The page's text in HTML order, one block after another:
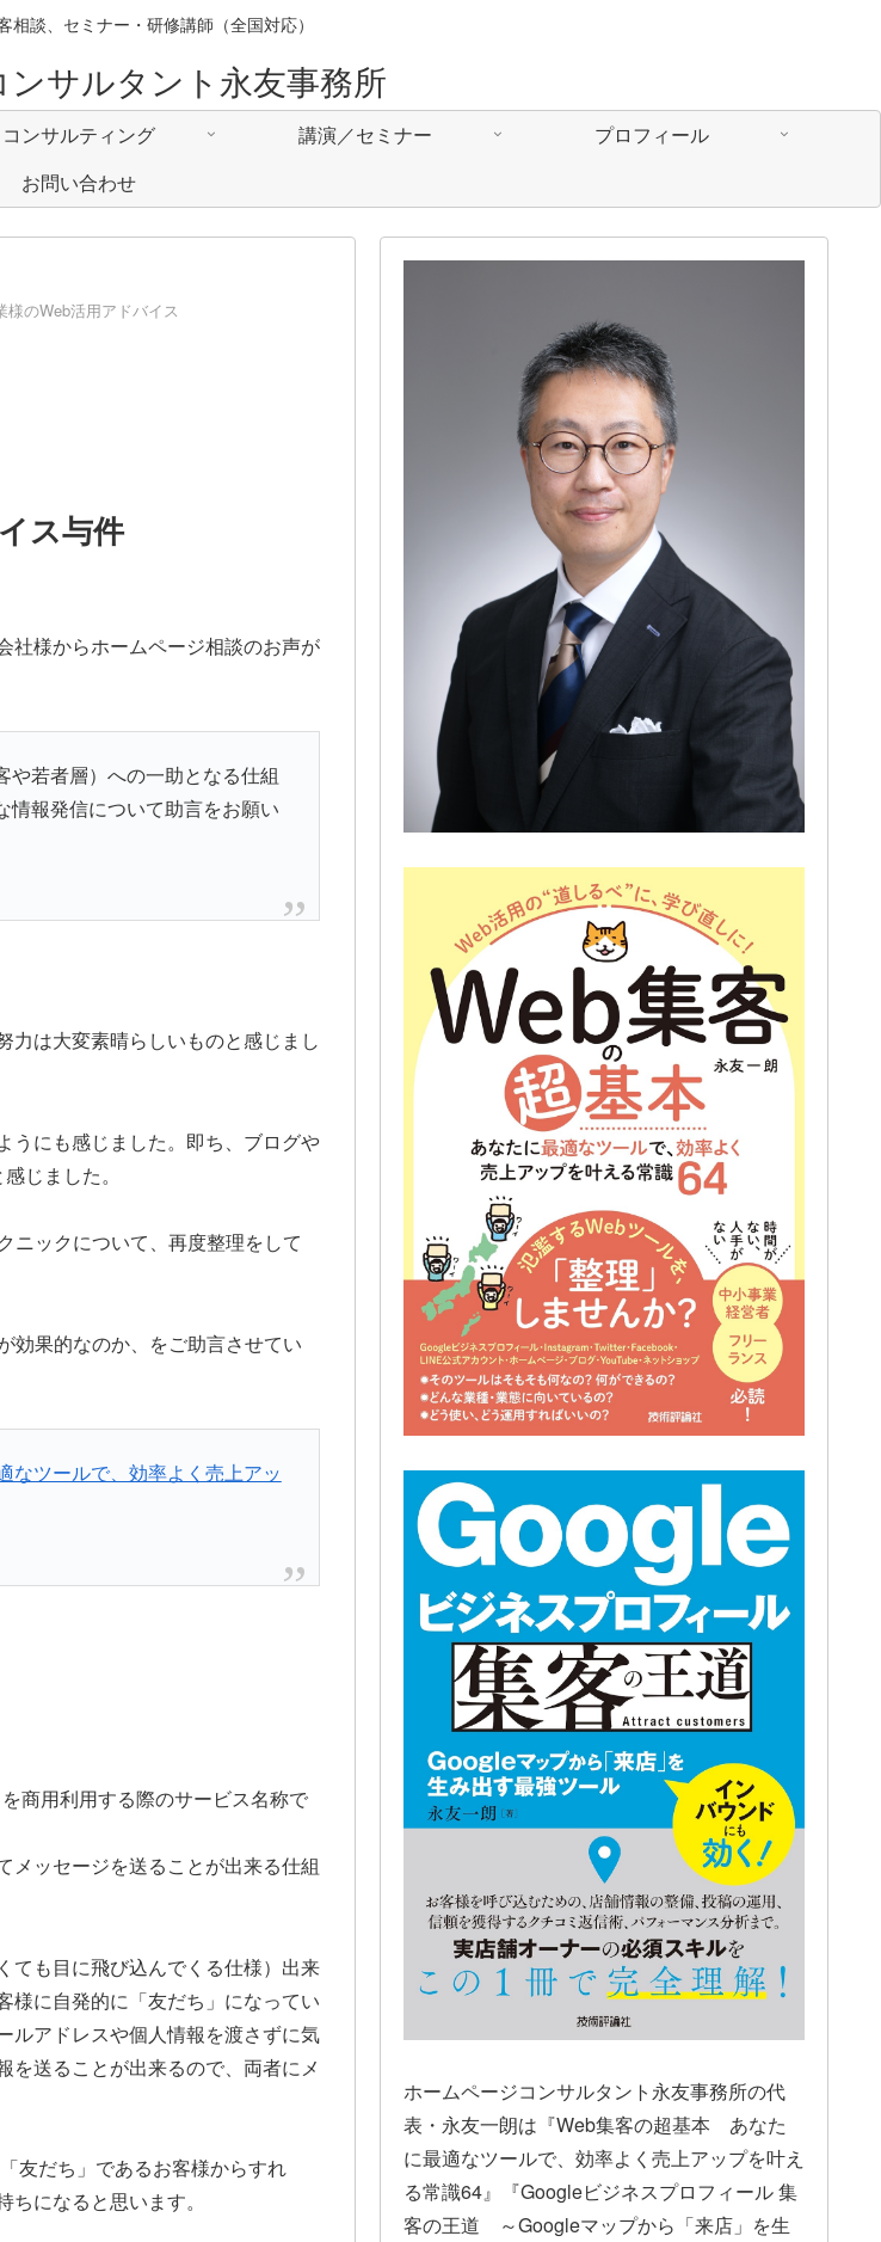
相談、セミナー・研修講師（全国対応）
サルタント永友事務所
コンサルティング 講演／セミナー
プロフィール
お問い合わせ
様のWeb活用アドバイス
ス与件
社様からホームページ相談のお声が
や若者層）への一助となる仕組
情報発信について助言をお願い
力は大変素晴らしいものと感じまし
うにも感じました。即ち、ブログや
じました。
ニックについて、再度整理をして
効果的なのか、をご助言させてい
ツールで、効率よく売上アッ
商用利用する際のサービス名称で
メッセージを送ることが出来る仕組
ても目に飛び込んでくる仕様）出来
様に自発的に「友だち」になってい
ルアドレスや個人情報を渡さずに気
送ることが出来るので、両者にメ
友だち」であるお客様からすれ
になると思います。
ホームページコンサルタント永友事務所の代
表・永友一朗は『Web集客の超基本 あなた
に最適なツールで、効率よく売上アップを叶え
る常識64』『Googleビジネスプロフィール 集
客の王道 ～Googleマップから「来店」を生